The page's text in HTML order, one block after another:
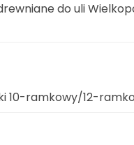
do uli
10-ramkowy/12-